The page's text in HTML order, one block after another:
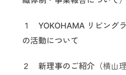
１ YOKOHAMA リビング
の活動について
２ 新理事のご紹介（横山